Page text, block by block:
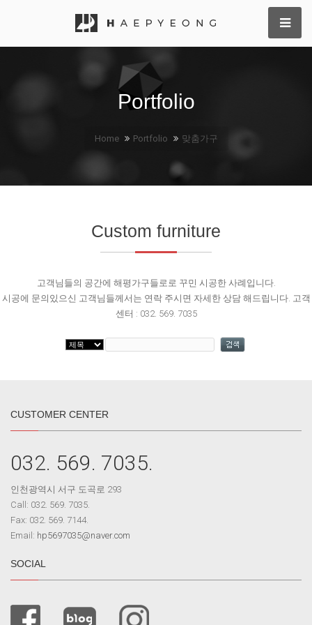
Portfolio
Home Portfolio 맞춤가구
Custom furniture
고객님들의 공간에 해평가구들로로 꾸민 시공한 사례입니다.
시공에 문의있으신 고객님들께서는 연락 주시면 자세한 상담 해드립니다. 고객
센터 : 032. 569. 7035
CUSTOMER CENTER
032. 569. 7035.
인천광역시 서구 도곡로 293
Call: 032. 569. 7035.
Fax: 032. 569. 7144.
Email: hp5697035@naver.com
SOCIAL